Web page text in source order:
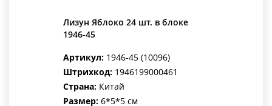
Лизун Яблоко 24 шт. в блоке
1946-45
Артикул: 1946-45 (10096)
Штрихкод: 1946199000461
Страна: Китай
Размер: 6*5*5 см